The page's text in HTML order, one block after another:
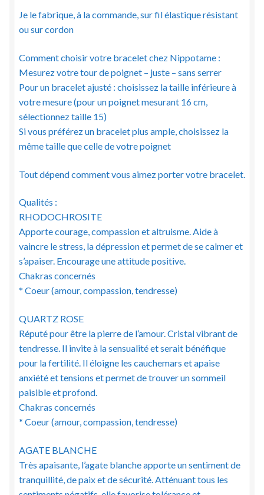
Je le fabrique, à la commande, sur fil élastique résistant
ou sur cordon
Comment choisir votre bracelet chez Nippotame :
Mesurez votre tour de poignet – juste – sans serrer
Pour un bracelet ajusté : choisissez la taille inférieure à
votre mesure (pour un poignet mesurant 16 cm,
sélectionnez taille 15)
Si vous préférez un bracelet plus ample, choisissez la
même taille que celle de votre poignet
Tout dépend comment vous aimez porter votre bracelet.
Qualités :
RHODOCHROSITE
Apporte courage, compassion et altruisme. Aide à
vaincre le stress, la dépression et permet de se calmer et
s’apaiser. Encourage une attitude positive.
Chakras concernés
* Coeur (amour, compassion, tendresse)
QUARTZ ROSE
Réputé pour être la pierre de l’amour. Cristal vibrant de
tendresse. Il invite à la sensualité et serait bénéfique
pour la fertilité. Il éloigne les cauchemars et apaise
anxiété et tensions et permet de trouver un sommeil
paisible et profond.
Chakras concernés
* Coeur (amour, compassion, tendresse)
AGATE BLANCHE
Très apaisante, l’agate blanche apporte un sentiment de
tranquillité, de paix et de sécurité. Atténuant tous les